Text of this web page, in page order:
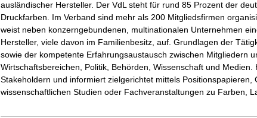
ausländischer Hersteller. Der VdL steht für rund 85 Prozent der
Druckfarben. Im Verband sind mehr als 200 Mitgliedsfirmen
weist neben konzerngebundenen, multinationalen Unternehmen
Hersteller, viele davon im Familienbesitz, auf. Grundlagen der
sowie der kompetente Erfahrungsaustausch zwischen Mitgliedern
Wirtschaftsbereichen, Politik, Behörden, Wissenschaft und Medien.
Stakeholdern und informiert zielgerichtet mittels Positionspapieren,
wissenschaftlichen Studien oder Fachveranstaltungen zu Farben,